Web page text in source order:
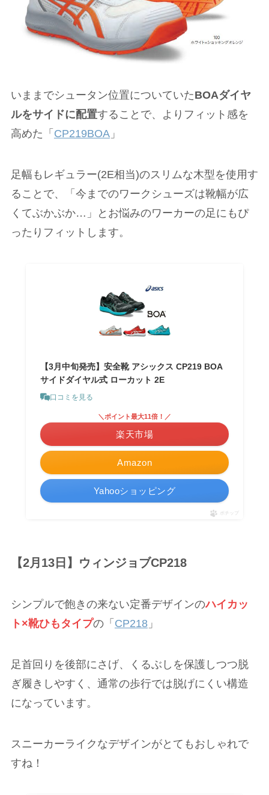
いままでシュータン位置についていたBOAダイヤ
ルをサイドに配置することで、よりフィット感を
高めた「 CP219BOA」
足幅もレギュラー(2E相当)のスリムな木型を使用す
ることで、「今までのワークシューズは靴幅が広
くてぶかぶか…」とお悩みのワーカーの足にもぴ
ったりフィットします。
【3月中旬発売】安全靴 アシックス CP219 BOA
サイドダイヤル式 ローカット 2E
口コミを見る
Amazon
＼ポイント最大11倍！／
楽天市場
Yahooショッピング
ポチップ
【2月13日】ウィンジョブCP218
シンプルで飽きの来ない定番デザインのハイカッ
ト×靴ひもタイプの「 CP218」
足首回りを後部にさげ、くるぶしを保護しつつ脱
ぎ履きしやすく、通常の歩行では脱げにくい構造
になっています。
スニーカーライクなデザインがとてもおしゃれで
すね！